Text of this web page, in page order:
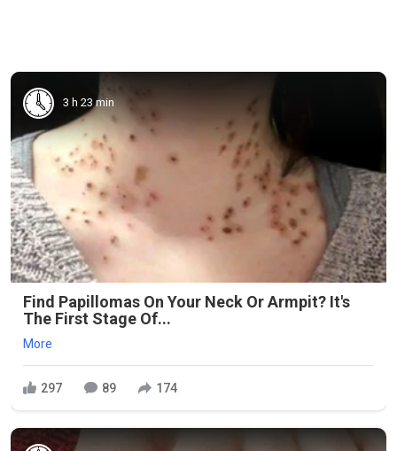
3 h 23 min
Find Papillomas On Your Neck Or Armpit? It's
The First Stage Of...
More
297 89 174